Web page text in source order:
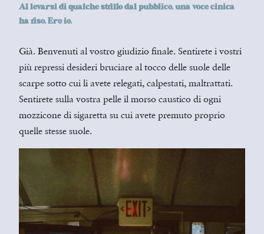
Al levarsi di qualche strillo dal pubblico, una voce cinica
ha riso. Ero io.
Già. Benvenuti al vostro giudizio finale. Sentirete i vostri
più repressi desideri bruciare al tocco delle suole delle
scarpe sotto cui li avete relegati, calpestati, maltrattati.
Sentirete sulla vostra pelle il morso caustico di ogni
mozzicone di sigaretta su cui avete premuto proprio
quelle stesse suole.